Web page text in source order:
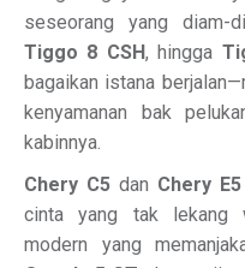
seseorang yang diam-
Tiggo 8 CSH, hingga
bagaikan istana
kenyamanan bak
kabinnya.
Chery C5dan Chery E5
cinta yang tak lekang
modern yang